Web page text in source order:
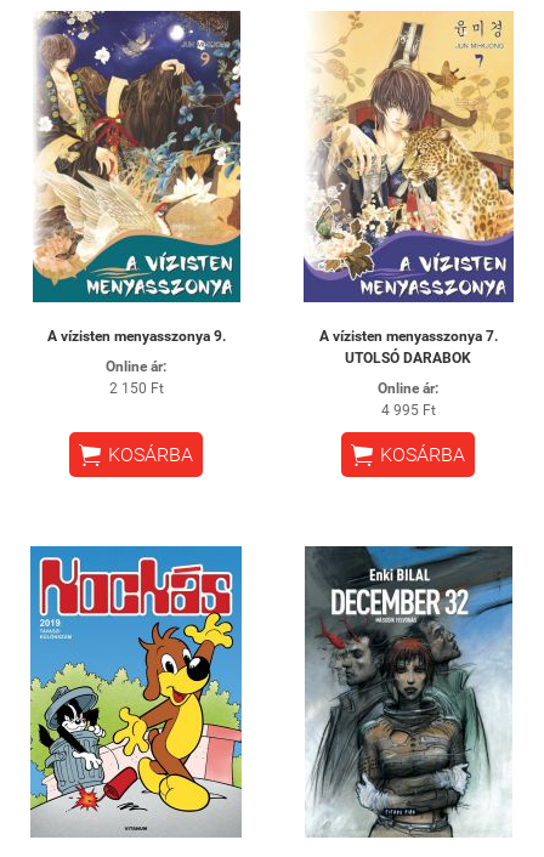
A vízisten menyasszonya 9.
Online ár:
2 150 Ft
 KOSÁRBA
A vízisten menyasszonya 7.
UTOLSÓ DARABOK
Online ár:
4 995 Ft
 KOSÁRBA